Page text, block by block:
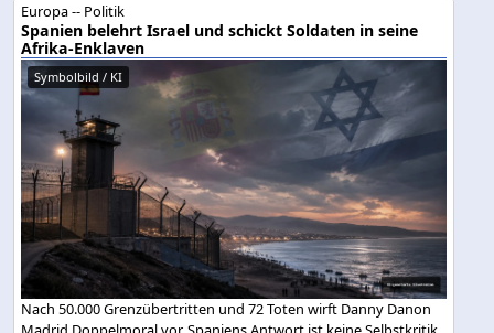
Europa -- Politik
Spanien belehrt Israel und schickt Soldaten in seine
Afrika-Enklaven
Symbolbild / KI
Nach 50.000 Grenzübertritten und 72 Toten wirft Danny Danon